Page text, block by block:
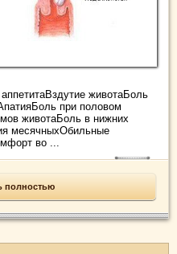
животаБоль
при половом
животаБоль в нижних
месячныхОбильные
во ...
полностью